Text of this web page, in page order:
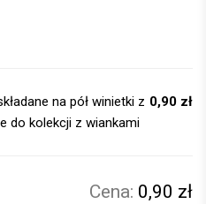
na pół winietki z
do kolekcji z wiankami
0,90 zł
0,90 zł